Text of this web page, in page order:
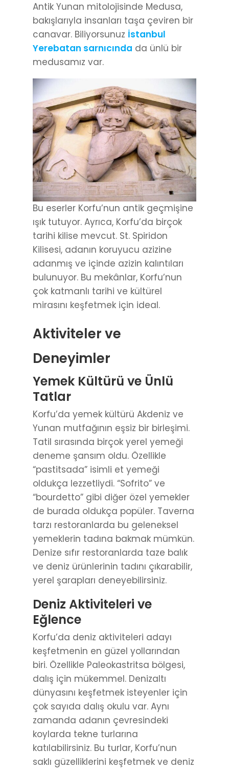
Antik Yunan mitolojisinde Medusa,
bakışlarıyla insanları taşa çeviren bir
canavar. Biliyorsunuz İstanbul
Yerebatan sarnıcında da ünlü bir
medusamız var.
Bu eserler Korfu’nun antik geçmişine
ışık tutuyor. Ayrıca, Korfu’da birçok
tarihi kilise mevcut. St. Spiridon
Kilisesi, adanın koruyucu azizine
adanmış ve içinde azizin kalıntıları
bulunuyor. Bu mekânlar, Korfu’nun
çok katmanlı tarihi ve kültürel
mirasını keşfetmek için ideal.
Aktiviteler ve
Deneyimler
Yemek Kültürü ve Ünlü
Tatlar
Korfu’da yemek kültürü Akdeniz ve
Yunan mutfağının eşsiz bir birleşimi.
Tatil sırasında birçok yerel yemeği
deneme şansım oldu. Özellikle
“pastitsada” isimli et yemeği
oldukça lezzetliydi. “Sofrito” ve
“bourdetto” gibi diğer özel yemekler
de burada oldukça popüler. Taverna
tarzı restoranlarda bu geleneksel
yemeklerin tadına bakmak mümkün.
Denize sıfır restoranlarda taze balık
ve deniz ürünlerinin tadını çıkarabilir,
yerel şarapları deneyebilirsiniz.
Deniz Aktiviteleri ve
Eğlence
Korfu’da deniz aktiviteleri adayı
keşfetmenin en güzel yollarından
biri. Özellikle Paleokastritsa bölgesi,
dalış için mükemmel. Denizaltı
dünyasını keşfetmek isteyenler için
çok sayıda dalış okulu var. Aynı
zamanda adanın çevresindeki
koylarda tekne turlarına
katılabilirsiniz. Bu turlar, Korfu’nun
saklı güzelliklerini keşfetmek ve deniz